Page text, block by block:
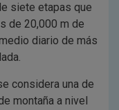
siete etapas que
de 20,000 m de
diario de más
considera una de
montaña a nivel